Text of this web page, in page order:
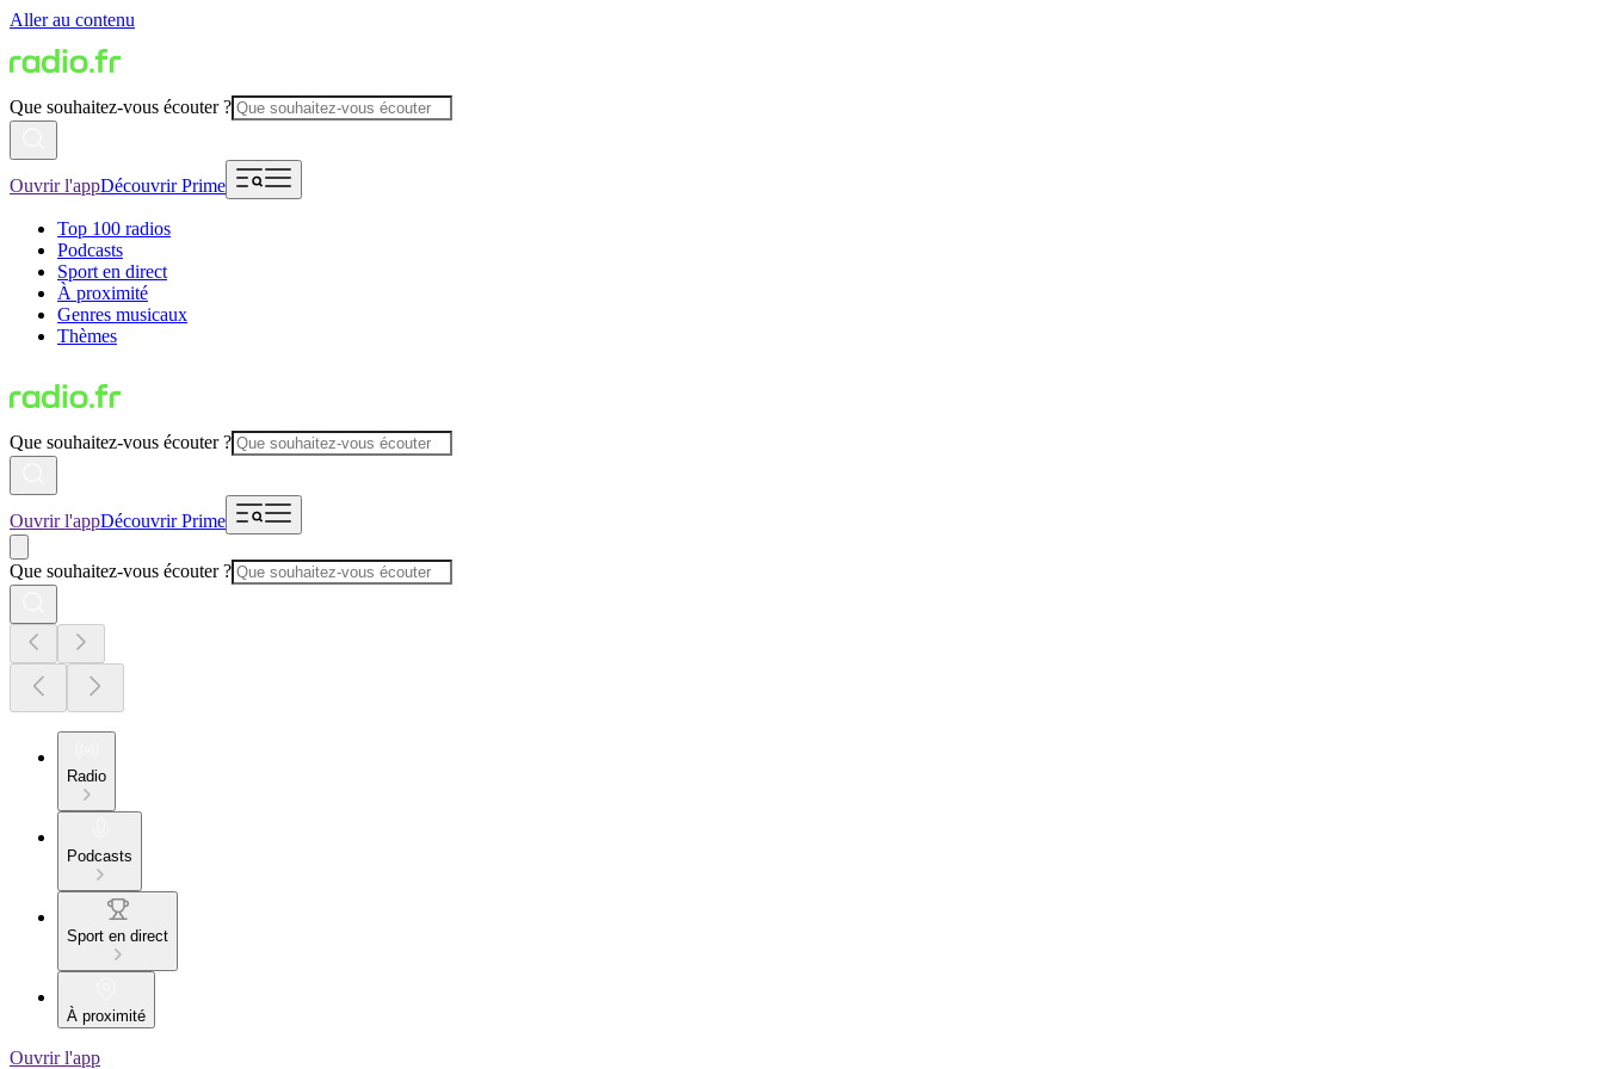
Aller au contenu
Que souhaitez-vous écouter ?
Ouvrir l'appDécouvrir Prime
Top 100 radios
Podcasts
Sport en direct
À proximité
Genres musicaux
Thèmes
Que souhaitez-vous écouter ?
Ouvrir l'appDécouvrir Prime
Que souhaitez-vous écouter ?
Radio
Podcasts
Sport en direct
À proximité
Ouvrir l'app